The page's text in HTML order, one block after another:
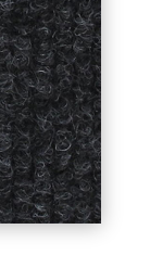
geeignet